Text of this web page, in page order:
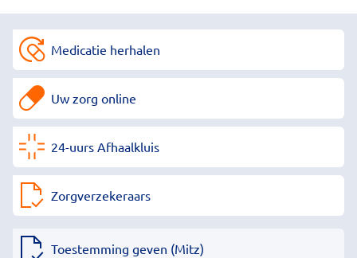
Medicatie herhalen
Uw zorg online
24-uurs Afhaalkluis
Zorgverzekeraars
Toestemming geven (Mitz)